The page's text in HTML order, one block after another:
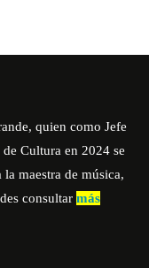
quien como Jefe
Cultura en 2024 se
maestra de música,
consultar más